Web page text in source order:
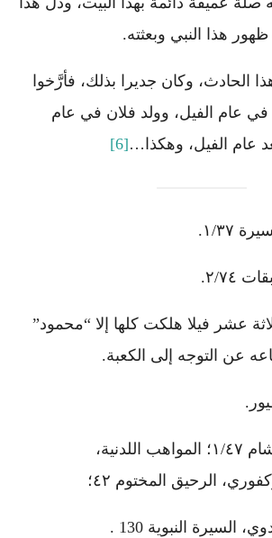
هذا النبي وبعثته.
الحادث، وكان جديرا بذلك، فأرَّخوا
في عام الفيل، وولد فلان في عام
عام الفيل، وهكذا…[6]
٢/٧٤.
عشر فيلا هلكت كلها إلا “محمود”
عن التوجه إلى الكعبة.
السيرة، ابن هشام ١/٤٧؛ المواهب اللدنية،
الرحيق المختوم ٤٢؛
السيرة النبوية 130 .